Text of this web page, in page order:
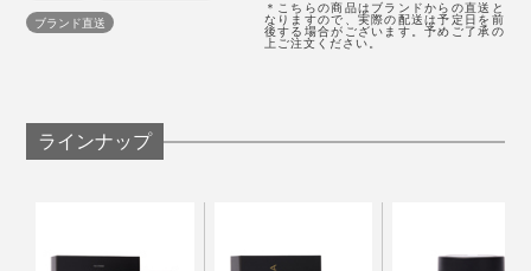
ブランド直送
＊こちらの商品はブランドからの直送と
なりますので、実際の配送は予定日を前
後する場合がございます。予めご了承の
上ご注文ください。
ラインナップ